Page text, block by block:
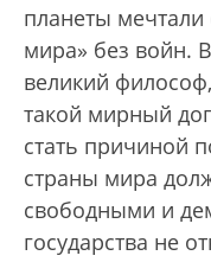
планеты
мира» без войн.
великий
такой мирный
стать причиной
страны мира
свободными и
государства не